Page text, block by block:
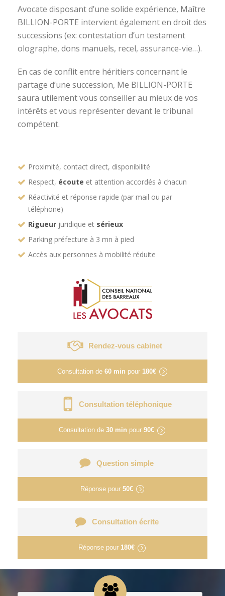
Avocate disposant d’une solide expérience, Maître
BILLION-PORTE intervient également en droit des
successions (ex: contestation d’un testament
olographe, dons manuels, recel, assurance-vie…).
En cas de conflit entre héritiers concernant le
partage d’une succession, Me BILLION-PORTE
saura utilement vous conseiller au mieux de vos
intérêts et vous représenter devant le tribunal
compétent.
Proximité, contact direct, disponibilité
Respect, écoute et attention accordés à chacun
Réactivité et réponse rapide (par mail ou par
téléphone)
Rigueur juridique et sérieux
Parking préfecture à 3 mn à pied
Accès aux personnes à mobilité réduite
Rendez-vous cabinet
Consultation de 60 min pour 180€
Consultation téléphonique
Consultation de 30 min pour 90€
Question simple
Réponse pour 50€
Consultation écrite
Réponse pour 180€